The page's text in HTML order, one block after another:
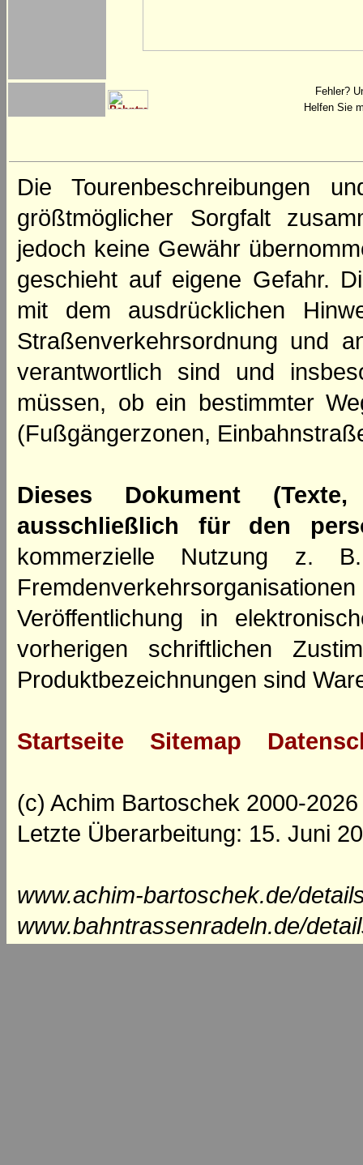
Fehler?
Helfen Sie
Die Tourenbeschreibungen
größtmöglicher Sorgfalt
jedoch keine Gewähr
geschieht auf eigene Gefahr.
mit dem ausdrücklichen
Straßenverkehrsordnung und
verantwortlich sind und
müssen, ob ein bestimmter
(Fußgängerzonen,
Dieses Dokument
ausschließlich für den
kommerzielle Nutzung z.
Veröffentlichung in
vorherigen schriftlichen
Produktbezeichnungen sind
Startseite Sitemap
(c) Achim Bartoschek 2000-2026
Letzte Überarbeitung: 15. Juni
www.achim-bartoschek.de/
www.bahntrassenradeln.de/